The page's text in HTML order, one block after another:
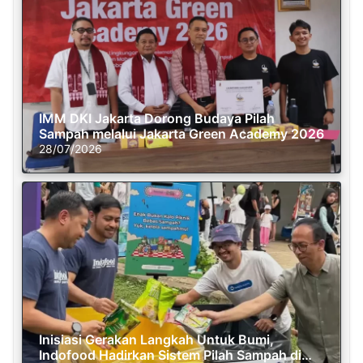
IMM DKI Jakarta Dorong Budaya Pilah
Sampah melalui Jakarta Green Academy 2026
28/07/2026
Inisiasi Gerakan Langkah Untuk Bumi,
Indofood Hadirkan Sistem Pilah Sampah di